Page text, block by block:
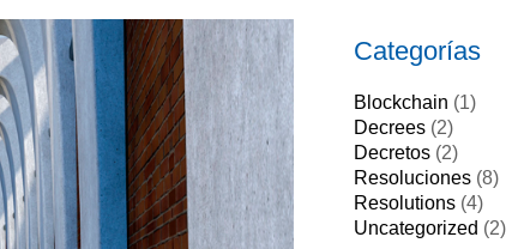
Categorías
Blockchain (1)
Decrees(2)
Decretos(2)
Resoluciones(8)
Resolutions(4)
Uncategorized (2)